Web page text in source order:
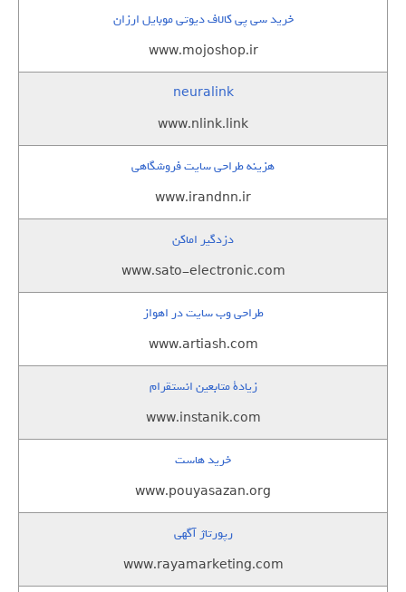
خرید سی پی کالاف دیوتی موبایل ارزان
www.mojoshop.ir
neuralink
www.nlink.link
هزینه طراحی سایت فروشگاهی
www.irandnn.ir
دزدگیر اماکن
www.sato-electronic.com
طراحی وب سایت در اهواز
www.artiash.com
زيادة متابعين انستقرام
www.instanik.com
خرید هاست
www.pouyasazan.org
رپورتاژ آگهی
www.rayamarketing.com